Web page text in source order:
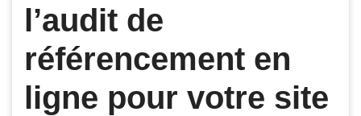
l’audit de
référencement en
ligne pour votre site